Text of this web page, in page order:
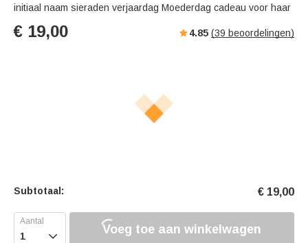
initiaal naam sieraden verjaardag Moederdag cadeau voor haar
€ 19,00 4.85 (39 beoordelingen)
Subtotaal: € 19,00
 Voeg toe aan winkelwagen